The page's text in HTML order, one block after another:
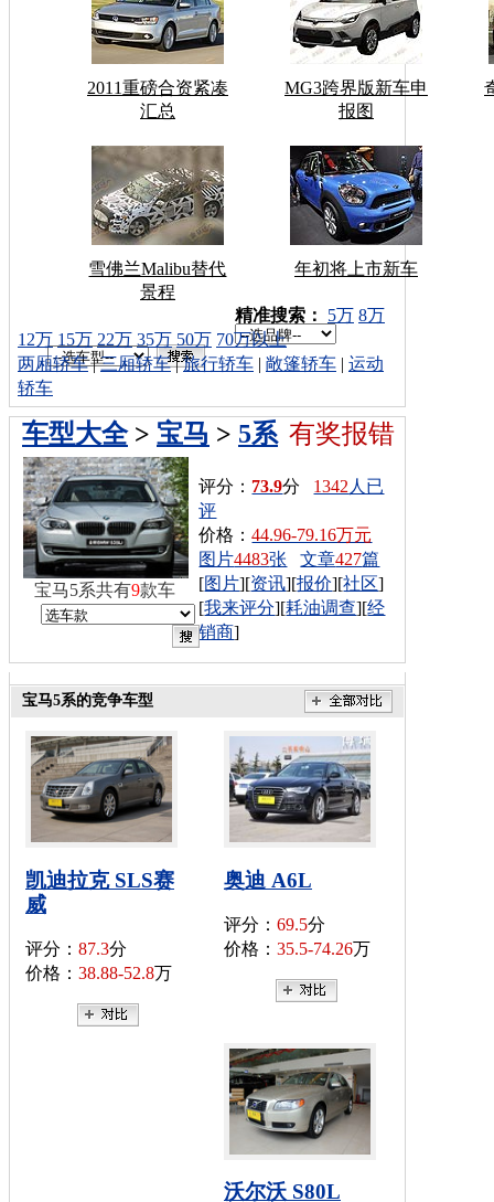
2011重磅合资紧凑
汇总
MG3跨界版新车申
报图
雪佛兰Malibu替代
景程
年初将上市新车
车型搜索：
精准搜索： 5万 8万
12万 15万 22万 35万 50万 70万以上
两厢轿车|三厢轿车|旅行轿车 | 敞篷轿车 | 运动
轿车
有奖报错
车型大全> 宝马 > 5系
评分： 73.9分 1342 人已
评
价格：44.96-79.16万元
图片4483张 文章427篇
[图片][资讯][报价][社区]
[我来评分][耗油调查][经
销商]
宝马5系共有9款车
宝马5系的竞争车型
凯迪拉克 SLS赛
威
评分： 87.3分
价格： 38.88-52.8万
奥迪 A6L
评分： 69.5分
价格： 35.5-74.26万
沃尔沃 S80L